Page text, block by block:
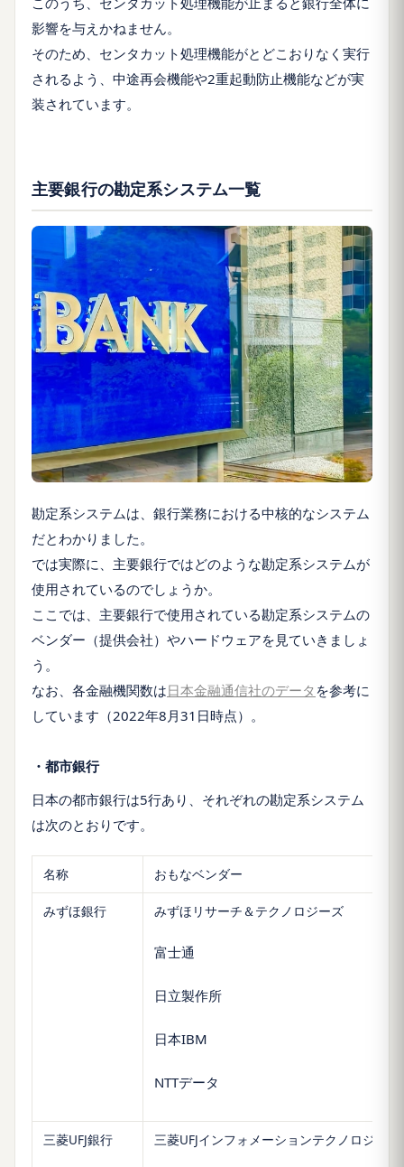
影響を与えかねません。
そのため、センタカット処理機能がとどこおりなく実行
されるよう、中途再会機能や2重起動防止機能などが実
装されています。
主要銀行の勘定系システム一覧
勘定系システムは、銀行業務における中核的なシステム
だとわかりました。
では実際に、主要銀行ではどのような勘定系システムが
使用されているのでしょうか。
ここでは、主要銀行で使用されている勘定系システムの
ベンダー（提供会社）やハードウェアを見ていきましょ
う。
なお、各金融機関数は日本金融通信社のデータ を参考に
しています（2022年8月31日時点）。
・都市銀行
日本の都市銀行は5行あり、それぞれの勘定系システム
は次のとおりです。
名称 おもなベンダー
みずほ銀行 みずほリサーチ＆テクノロジーズ
富士通
日立製作所
日本IBM
NTTデータ
三菱UFJ銀行 三菱UFJインフォメーションテクノロジー